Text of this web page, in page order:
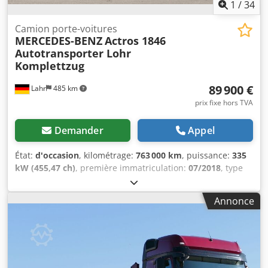
1 /34
Lahr 485 km
Camion porte-voitures
MERCEDES-BENZActros 1846
Autotransporter Lohr
Komplettzug
89 900 €
prix fixe hors TVA
Demander Appel
État: d'occasion, kilométrage: 763 000 km, puissance: 335
kW (455,47 ch), première immatriculation: 07/2018, type
, poids total:
retardeur, couleur:rouge, type d'engrenage:
automatique, classe d'émission:Euro 6, Équipement:ABS,
électronique de stabilité (ESP)
, Mercedes Benz Actros
1846, transporteur de voitures Lohr, ensemble complet,
retardateur, 2 réservoirs, suspension pneumatique
Annonce